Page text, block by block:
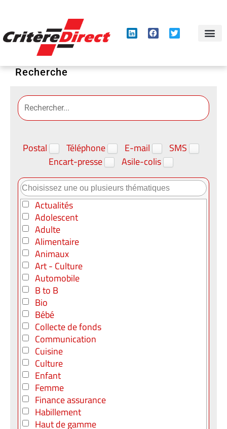
Recherche
Postal Téléphone E-mail
SMS
Encart-presse
Asile-colis
Actualités
Adolescent
Adulte
Alimentaire
Animaux
Art - Culture
Automobile
B to B
Bio
Bébé
Collecte de fonds
Communication
Cuisine
Culture
Enfant
Femme
Finance assurance
Habillement
Haut de gamme